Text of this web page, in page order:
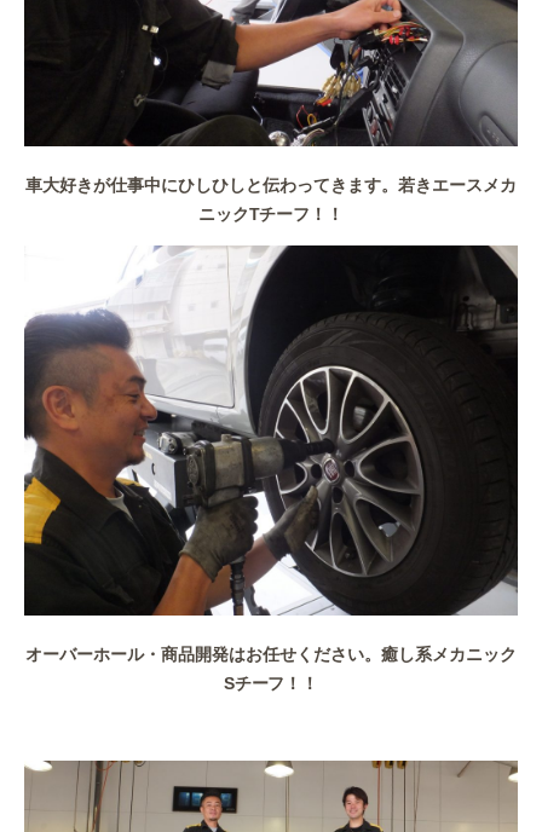
車大好きが仕事中にひしひしと伝わってきます。若きエースメカ
ニックTチーフ！！
オーバーホール・商品開発はお任せください。癒し系メカニック
Sチーフ！！